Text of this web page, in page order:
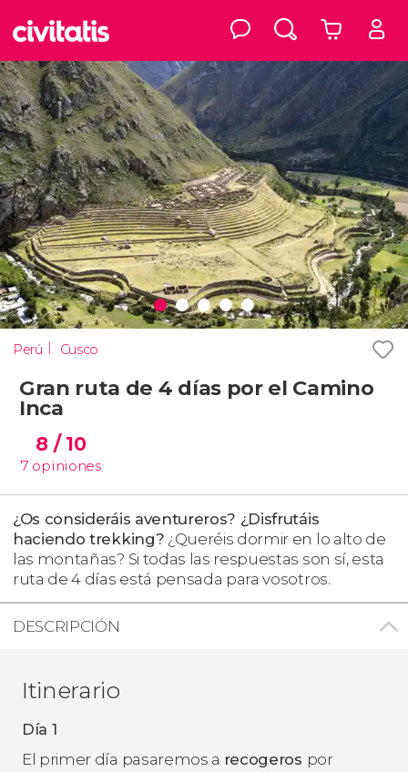
Perú Cusco
Gran ruta de 4 días por el Camino
Inca
8 / 10
7 opiniones
¿Os consideráis aventureros? ¿Disfrutáis
haciendo trekking? ¿Queréis dormir en lo alto de
las montañas? Si todas las respuestas son sí, esta
ruta de 4 días está pensada para vosotros.
DESCRIPCIÓN
Itinerario
Día 1
El primer día pasaremos a recogeros por